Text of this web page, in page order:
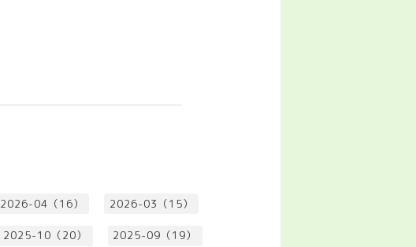
2026-04（16） 2026-03（15）
2025-10（20） 2025-09（19）